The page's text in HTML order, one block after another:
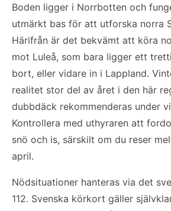
Boden ligger i Norrbotten och
utmärkt bas för att utforska norra
Härifrån är det bekvämt att köra
mot Luleå, som bara ligger ett
bort, eller vidare in i Lappland.
realitet stor del av året i den här
dubbdäck rekommenderas under
Kontrollera med uthyraren att
snö och is, särskilt om du reser
april.
Nödsituationer hanteras via det
112. Svenska körkort gäller